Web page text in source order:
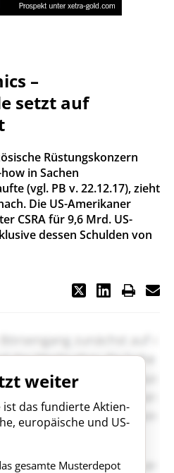
–
setzt auf
Rüstungskonzern
in Sachen
(vgl. PB v. 22.12.17), zieht
Die US-Amerikaner
CSRA für 9,6 Mrd. US-
dessen Schulden von
weiter
ist das fundierte Aktien-
europäische und US-
gesamte Musterdepot